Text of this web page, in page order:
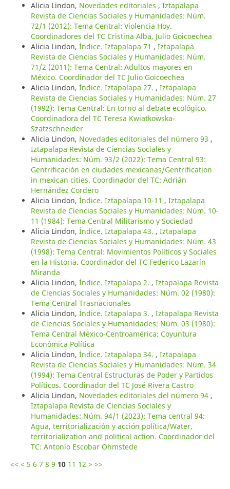
Alicia Lindon, Novedades editoriales , Iztapalapa
Revista de Ciencias Sociales y Humanidades: Núm.
72/1 (2012): Tema Central: Violencia Hoy.
Coordinadores del TC Cristina Alba, Julio Goicoechea
Alicia Lindon, Índice. Iztapalapa 71 , Iztapalapa
Revista de Ciencias Sociales y Humanidades: Núm.
71/2 (2011): Tema Central: Adultos mayores en
México. Coordinador del TC Julio Goicoechea
Alicia Lindon, Índice. Iztapalapa 27. , Iztapalapa
Revista de Ciencias Sociales y Humanidades: Núm. 27
(1992): Tema Central: En torno al debate ecológico.
Coordinadora del TC Teresa Kwiatkowska-
Szatzschneider
Alicia Lindon, Novedades editoriales del número 93 ,
Iztapalapa Revista de Ciencias Sociales y
Humanidades: Núm. 93/2 (2022): Tema Central 93:
Gentrificación en ciudades mexicanas/Gentrification
in mexican cities. Coordinador del TC: Adrián
Hernández Cordero
Alicia Lindon, Índice. Iztapalapa 10-11 , Iztapalapa
Revista de Ciencias Sociales y Humanidades: Núm. 10-
11 (1984): Tema Central Militarismo y Sociedad
Alicia Lindon, Índice. Iztapalapa 43. , Iztapalapa
Revista de Ciencias Sociales y Humanidades: Núm. 43
(1998): Tema Central: Movimientos Políticos y Sociales
en la Historia. Coordinador del TC Federico Lazarín
Miranda
Alicia Lindon, Índice. Iztapalapa 2. , Iztapalapa Revista
de Ciencias Sociales y Humanidades: Núm. 02 (1980):
Tema Central Trasnacionales
Alicia Lindon, Índice. Iztapalapa 3. , Iztapalapa Revista
de Ciencias Sociales y Humanidades: Núm. 03 (1980):
Tema Central México-Centroamérica: Coyuntura
Económica Política
Alicia Lindon, Índice. Iztapalapa 34. , Iztapalapa
Revista de Ciencias Sociales y Humanidades: Núm. 34
(1994): Tema Central Estructuras de Poder y Partidos
Políticos. Coordinador del TC José Rivera Castro
Alicia Lindon, Novedades editoriales del número 94 ,
Iztapalapa Revista de Ciencias Sociales y
Humanidades: Núm. 94/1 (2023): Tema central 94:
Agua, territorialización y acción política/Water,
territorialization and political action. Coordinador del
TC: Antonio Escobar Ohmstede
<< < 5 6 7 8 9 10 11 12 > >>